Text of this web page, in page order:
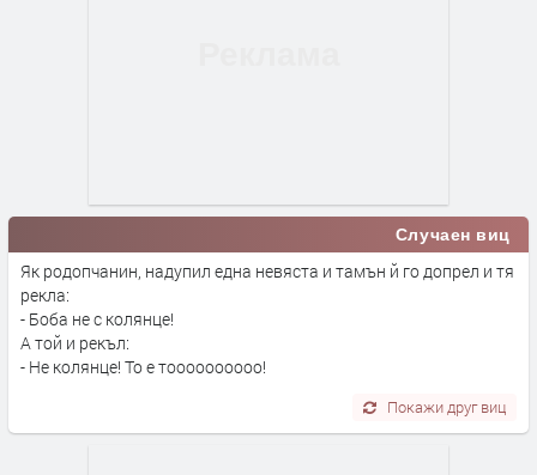
Случаен виц
Як родопчанин, надупил една невяста и тамън й го допрел и тя
рекла:
- Боба не с колянце!
А той и рекъл:
- Не колянце! То е тоооооооооо!
Покажи друг виц